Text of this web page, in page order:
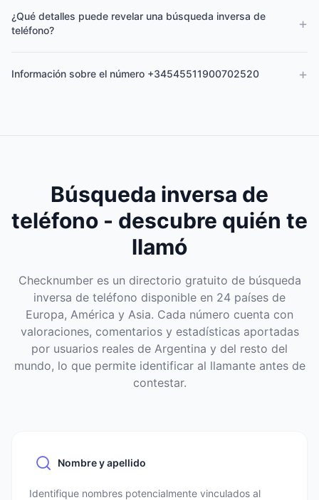
¿Qué detalles puede revelar una búsqueda inversa de
teléfono?
+
Información sobre el número +34545511900702520 +
Búsqueda inversa de
teléfono - descubre quién te
llamó
Checknumber es un directorio gratuito de búsqueda
inversa de teléfono disponible en 24 países de
Europa, América y Asia. Cada número cuenta con
valoraciones, comentarios y estadísticas aportadas
por usuarios reales de Argentina y del resto del
mundo, lo que permite identificar al llamante antes de
contestar.
Nombre y apellido
Identifique nombres potencialmente vinculados al